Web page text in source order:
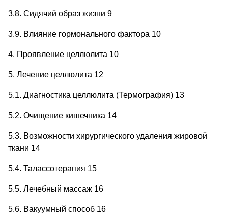
3.8. Сидячий образ жизни 9
3.9. Влияние гормонального фактора 10
4. Проявление целлюлита 10
5. Лечение целлюлита 12
5.1. Диагностика целлюлита (Термография) 13
5.2. Очищение кишечника 14
5.3. Возможности хирургического удаления жировой
ткани 14
5.4. Талассотерапия 15
5.5. Лечебный массаж 16
5.6. Вакуумный способ 16